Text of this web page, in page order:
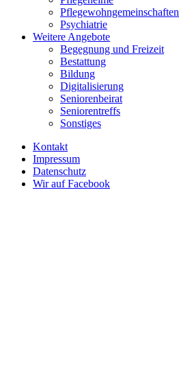
Pflegewohngemeinschaften
Psychiatrie
Weitere Angebote
Begegnung und Freizeit
Bestattung
Bildung
Digitalisierung
Seniorenbeirat
Seniorentreffs
Sonstiges
Kontakt
Impressum
Datenschutz
Wir auf Facebook